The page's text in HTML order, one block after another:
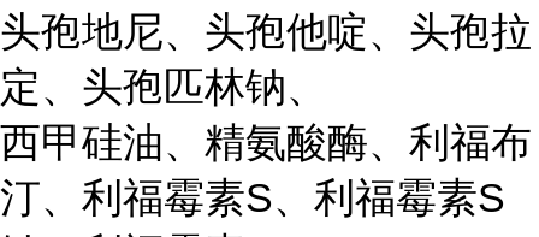
头孢地尼、头孢他啶、头孢拉
定、头孢匹林钠、
西甲硅油、精氨酸酶、利福布
汀、利福霉素S、利福霉素S